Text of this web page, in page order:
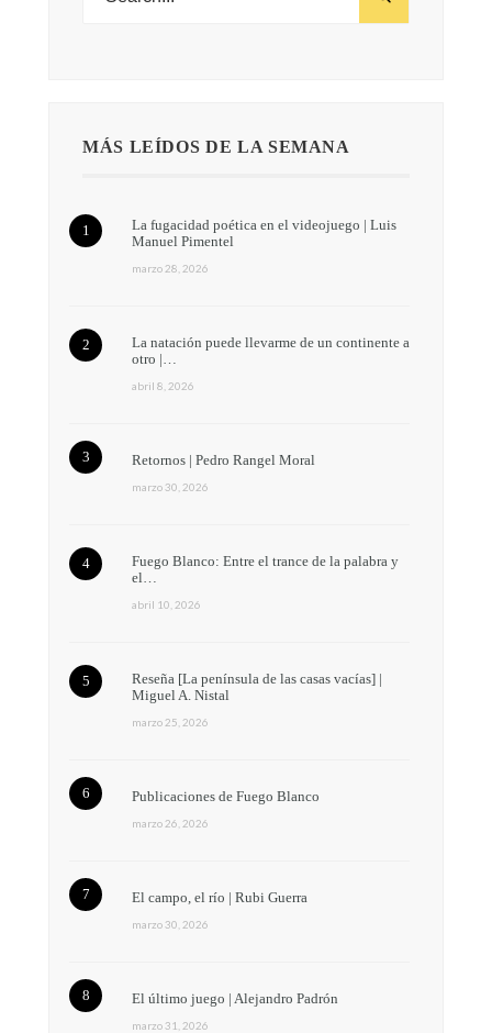
MÁS LEÍDOS DE LA SEMANA
La fugacidad poética en el videojuego | Luis
Manuel Pimentel
marzo 28, 2026
La natación puede llevarme de un continente a
otro |…
abril 8, 2026
Retornos | Pedro Rangel Moral
marzo 30, 2026
Fuego Blanco: Entre el trance de la palabra y
el…
abril 10, 2026
Reseña [La península de las casas vacías] |
Miguel A. Nistal
marzo 25, 2026
Publicaciones de Fuego Blanco
marzo 26, 2026
El campo, el río | Rubi Guerra
marzo 30, 2026
El último juego | Alejandro Padrón
marzo 31, 2026